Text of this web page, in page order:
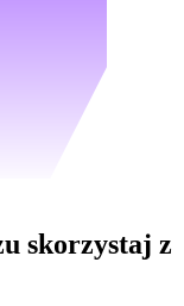
skorzystaj z